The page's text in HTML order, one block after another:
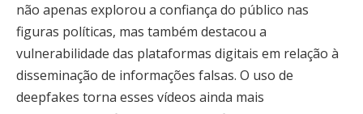
não apenas explorou a confiança do público nas
figuras políticas, mas também destacou a
vulnerabilidade das plataformas digitais em relação à
disseminação de informações falsas. O uso de
deepfakes torna esses vídeos ainda mais